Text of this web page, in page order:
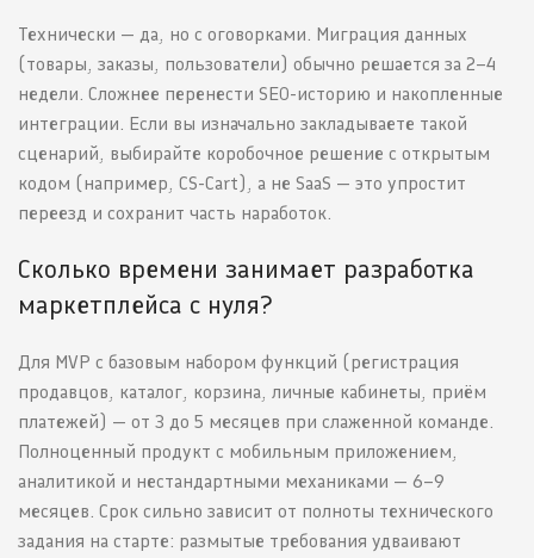
Технически — да, но с оговорками. Миграция данных
(товары, заказы, пользователи) обычно решается за 2–4
недели. Сложнее перенести SEO-историю и накопленные
интеграции. Если вы изначально закладываете такой
сценарий, выбирайте коробочное решение с открытым
кодом (например, CS-Cart), а не SaaS — это упростит
переезд и сохранит часть наработок.
Сколько времени занимает разработка
маркетплейса с нуля?
Для MVP с базовым набором функций (регистрация
продавцов, каталог, корзина, личные кабинеты, приём
платежей) — от 3 до 5 месяцев при слаженной команде.
Полноценный продукт с мобильным приложением,
аналитикой и нестандартными механиками — 6–9
месяцев. Срок сильно зависит от полноты технического
задания на старте: размытые требования удваивают